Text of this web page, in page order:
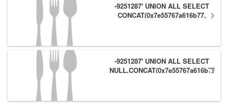
-9251287' UNION ALL SELECT
CONCAT(0x7e55767a616b77,
-9251287' UNION ALL SELECT
NULL,CONCAT(0x7e55767a616b77,